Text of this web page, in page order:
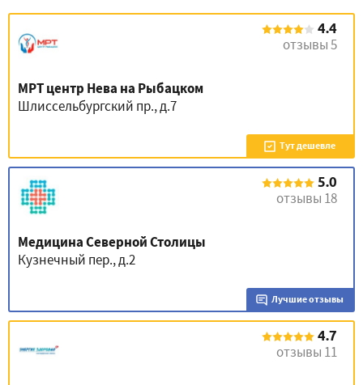
4.4
отзывы 5
МРТ центр Нева на Рыбацком
Шлиссельбургский пр., д.7
Тут дешевле
5.0
отзывы 18
Медицина Северной Столицы
Кузнечный пер., д.2
Лучшие отзывы
4.7
отзывы 11